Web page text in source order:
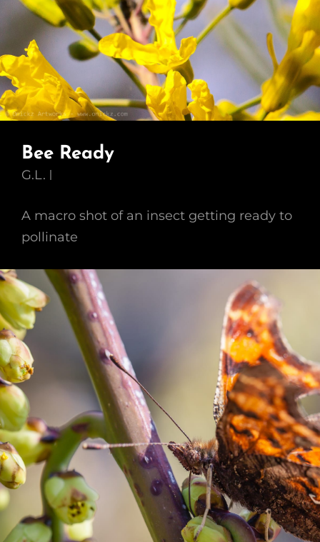
Bee Ready
G.L.
A macro shot of an insect getting ready to
pollinate